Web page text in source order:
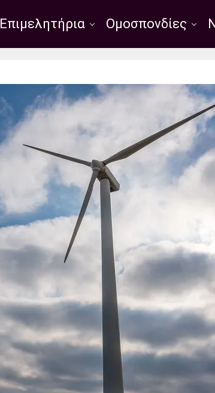
Επιμελητήρια Ομοσπονδίες